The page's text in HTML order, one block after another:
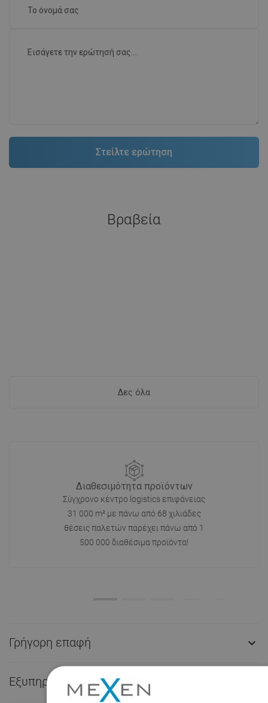
Βραβεία
Δες όλα
Διαθεσιμότητα προϊόντων
Σύγχρονο κέντρο logistics επιφάνειας
31 000 m² με πάνω από 68 χιλιάδες
θέσεις παλετών παρέχει πάνω από 1
500 000 διαθέσιμα προϊόντα!
Γρήγορη επαφή 
Εξυπηρέτηση πελατών